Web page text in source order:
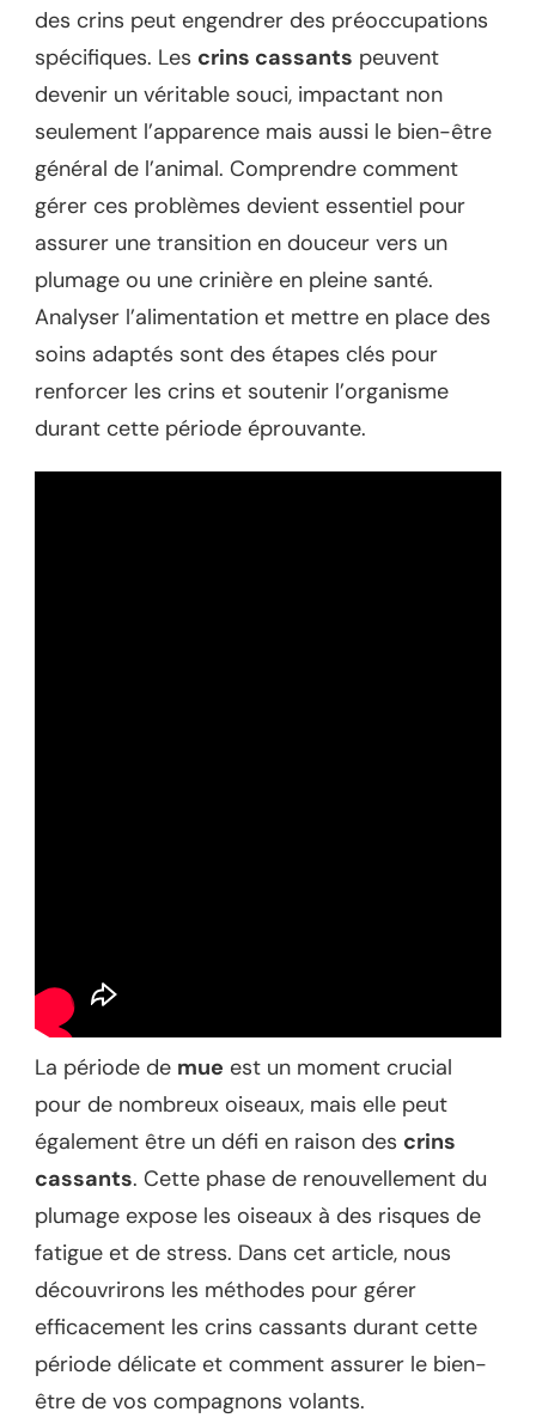
des crins peut engendrer des préoccupations
spécifiques. Les crins cassants peuvent
devenir un véritable souci, impactant non
seulement l’apparence mais aussi le bien-être
général de l’animal. Comprendre comment
gérer ces problèmes devient essentiel pour
assurer une transition en douceur vers un
plumage ou une crinière en pleine santé.
Analyser l’alimentation et mettre en place des
soins adaptés sont des étapes clés pour
renforcer les crins et soutenir l’organisme
durant cette période éprouvante.
La période de mue est un moment crucial
pour de nombreux oiseaux, mais elle peut
également être un défi en raison des crins
cassants. Cette phase de renouvellement du
plumage expose les oiseaux à des risques de
fatigue et de stress. Dans cet article, nous
découvrirons les méthodes pour gérer
efficacement les crins cassants durant cette
période délicate et comment assurer le bien-
être de vos compagnons volants.